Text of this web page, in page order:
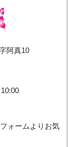
阿真10
ォームよりお気